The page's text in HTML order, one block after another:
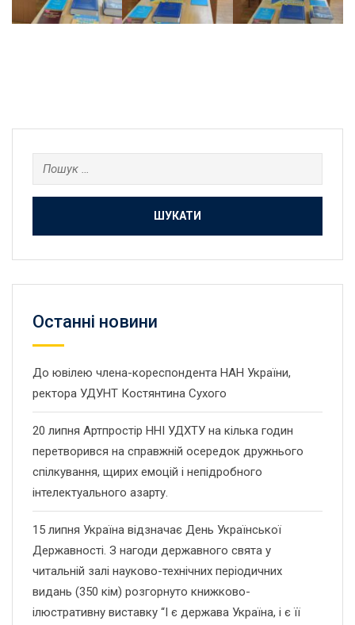
Пошук:
Останнi новини
До ювілею члена-кореспондента НАН України,
ректора УДУНТ Костянтина Сухого
20 липня Артпростір ННІ УДХТУ на кілька годин
перетворився на справжній осередок дружнього
спілкування, щирих емоцій і непідробного
інтелектуального азарту.
15 липня Україна відзначає День Української
Державності. З нагоди державного свята у
читальній залі науково-технічних періодичних
видань (350 кім) розгорнуто книжково-
ілюстративну виставку “І є держава Україна, і є її